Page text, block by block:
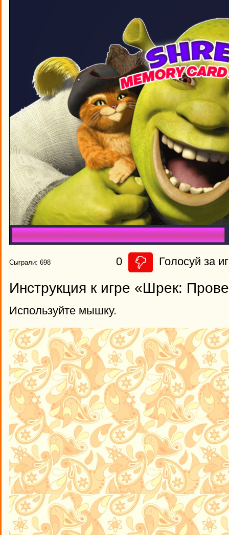
Сыграли: 698 0 Голосуй за
Инструкция к игре «Шрек:
Используйте мышку.